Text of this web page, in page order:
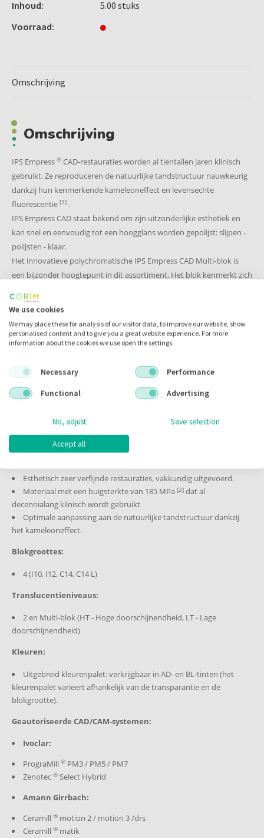
Inlays, onlays, gedeeltelijke kronen
uitgevoerd.
Optimale aanpassing aan de natuurlijke tandstructuur
dankzij het kameleoneffect.
Blokgroottes:
4 (I10, I12, C14, C14 L)
2 en Multi-blok (HT - Hoge doorschijnendheid, LT - Lage
doorschijnendheid)
Kleuren:
Uitgebreid kleurenpalet: verkrijgbaar in AD- en BL-
tinten (het kleurenpalet varieert afhankelijk van de
transparantie en de blokgrootte).
Geautoriseerde CAD/CAM-systemen:
Ivoclar:
PrograMill®PM3 / PM5 / PM7
Amann Girrbach:
®
Ceramill®matik
Planmeca:
PlanMill®30 S / 40 /40 S
inLab MC XL / MC X5
MC
gegenereerd UV-licht of UV-achtig licht kan een andere
indruk geven.
[2] Gemiddelde biaxiale buigsterkte; resultaat na meer dan
CEREC®, inLab®, PlanMill®en Ceramill® zijn geen
geregistreerde handelsmerken van Ivoclar
Vivadent AG.
Inhoud:
5.00 stuks
Voorraad:
Omschrijving
Omschrijving
IPS Empress ® CAD-restauraties worden al tientallen jaren klinisch
gebruikt. Ze reproduceren de natuurlijke tandstructuur nauwkeurig
dankzij hun kenmerkende kameleoneffect en levensechte
fluorescentie [1] .
IPS Empress CAD staat bekend om zijn uitzonderlijke esthetiek en
kan snel en eenvoudig tot een hoogglans worden gepolijst: slijpen -
polijsten - klaar.
Het innovatieve polychromatische IPS Empress CAD Multi-blok is
een bijzonder hoogtepunt in dit assortiment. Het blok kenmerkt zich
dentine naar incisaal
Na het slijpproces kunnen de restauraties als volgt worden verwerkt:
Optioneel: gebeitst, geglazuurd
Soorten restauraties:
Inlays, onlays, gedeeltelijke kronen
Veneers
Voordelen:
Esthetisch zeer verfijnde restauraties, vakkundig uitgevoerd.
Materiaal met een buigsterkte van 185 MPa [2]dat al
decennialang klinisch wordt gebruikt
Optimale aanpassing aan de natuurlijke tandstructuur dankzij
het kameleoneffect.
Blokgroottes:
4 (I10, I12, C14, C14 L)
Translucentieniveaus:
2 en Multi-blok (HT - Hoge doorschijnendheid, LT - Lage
doorschijnendheid)
Kleuren:
Uitgebreid kleurenpalet: verkrijgbaar in AD- en BL-tinten (het
kleurenpalet varieert afhankelijk van de transparantie en de
blokgrootte).
Geautoriseerde CAD/CAM-systemen:
Ivoclar:
PrograMill ®PM3 / PM5 / PM7
Zenotec ®Select Hybrid
Amann Girrbach:
Ceramill ®motion 2 / motion 3 /drs
Ceramill ®matik
We use cookies
We may place these for analysis of our visitor data, to improve our website, show
personalised content and to give you a great website experience. For more
information about the cookies we use open the settings.
Necessary
Performance
Functional
Advertising
No, adjust Save selection
Accept all